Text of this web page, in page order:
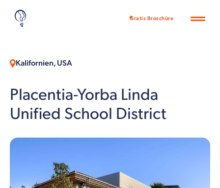
Gratis Broschüre
Kalifornien, USA
Placentia-Yorba Linda
Unified School District